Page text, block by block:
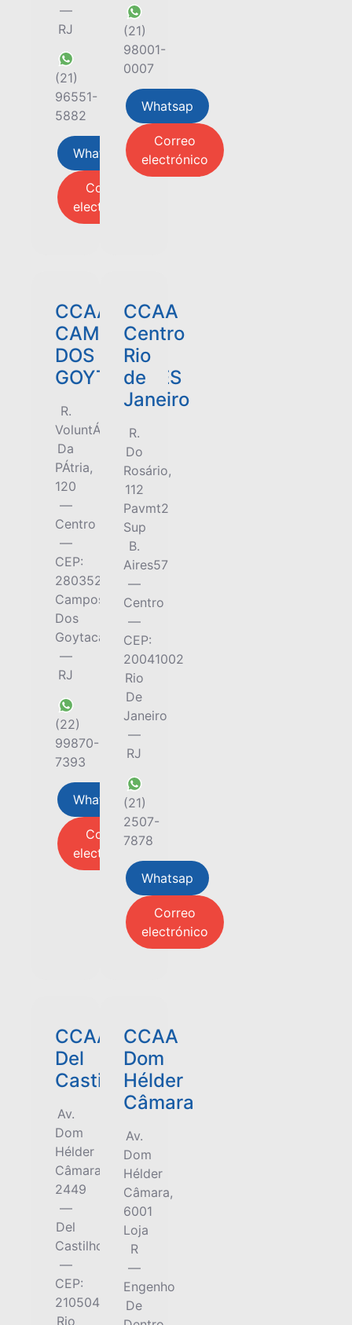
—
RJ
(21)
96551-
5882
Whatsap
Correo
electrónico
(21)
98001-
0007
Whatsap
Correo
electrónico
CCAA
CAMPOS
DOS
GOYTACAZES
R.
VoluntÁrios
Da
PÁtria,
120
—
Centro
—
CEP:
28035260
Campos
Dos
Goytacazes
—
RJ
(22)
99870-
7393
Whatsap
Correo
electrónico
CCAA
Centro
Rio
de
Janeiro
R.
Do
Rosário,
112
Pavmt2
Sup
B.
Aires57
—
Centro
—
CEP:
20041002
Rio
De
Janeiro
—
RJ
(21)
2507-
7878
Whatsap
Correo
electrónico
CCAA
Del
Castilho
Av.
Dom
Hélder
Câmara,
2449
—
Del
Castilho
—
CEP:
21050453
Rio
CCAA
Dom
Hélder
Câmara
Av.
Dom
Hélder
Câmara,
6001
Loja
R
—
Engenho
De